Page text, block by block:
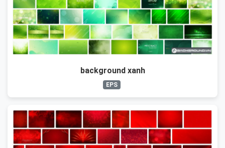
background xanh
EPS